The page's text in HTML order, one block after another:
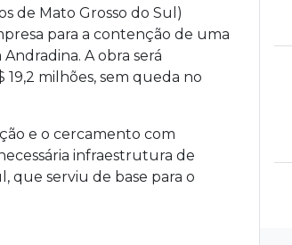
de R$ 19,2 milhões. A
cercamento e
rodovia MS-473,
de Mato Grosso do Sul)
para a contenção de uma
A obra será
milhões, sem queda no
e o cercamento com
infraestrutura de
que serviu de base para o